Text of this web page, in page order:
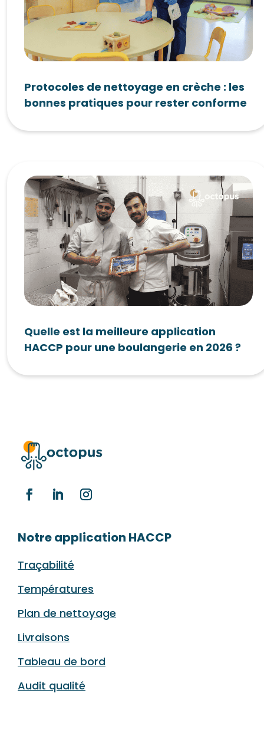
Protocoles de nettoyage en crèche : les
bonnes pratiques pour rester conforme
Quelle est la meilleure application
HACCP pour une boulangerie en 2026 ?
Notre application HACCP
Traçabilité
Températures
Plan de nettoyage
Livraisons
Tableau de bord
Audit qualité